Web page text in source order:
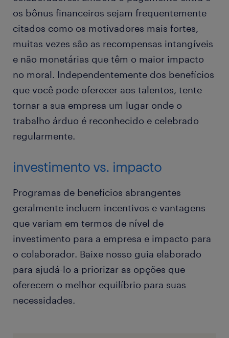
os bônus financeiros sejam frequentemente
citados como os motivadores mais fortes,
muitas vezes são as recompensas intangíveis
e não monetárias que têm o maior impacto
no moral. Independentemente dos benefícios
que você pode oferecer aos talentos, tente
tornar a sua empresa um lugar onde o
trabalho árduo é reconhecido e celebrado
regularmente.
investimento vs. impacto
Programas de benefícios abrangentes
geralmente incluem incentivos e vantagens
que variam em termos de nível de
investimento para a empresa e impacto para
o colaborador. Baixe nosso guia elaborado
para ajudá-lo a priorizar as opções que
oferecem o melhor equilíbrio para suas
necessidades.